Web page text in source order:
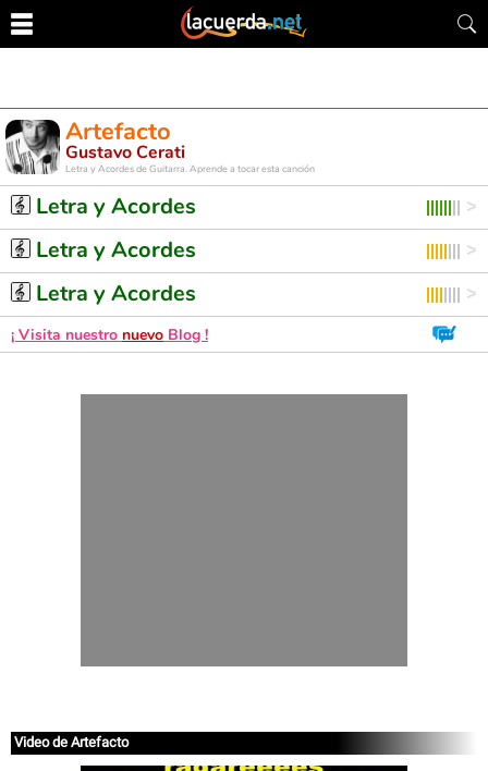
Artefacto
Gustavo Cerati
Letra y Acordes de Guitarra. Aprende a tocar esta canción
Letra y Acordes
Letra y Acordes
Letra y Acordes
¡ Visita nuestro nuevo Blog !
Video de Artefacto